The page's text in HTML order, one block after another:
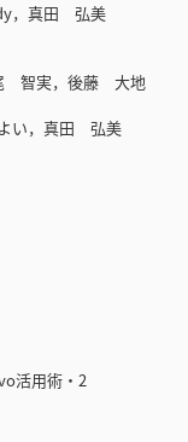
，真田 弘美
智実，後藤 大地
い，真田 弘美
活用術・2